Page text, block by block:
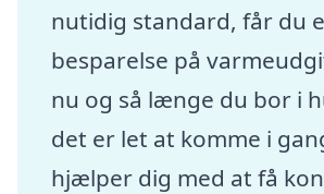
nutidig standard, får du
besparelse på
nu og så længe du bor i
det er let at komme i
hjælper dig med at få